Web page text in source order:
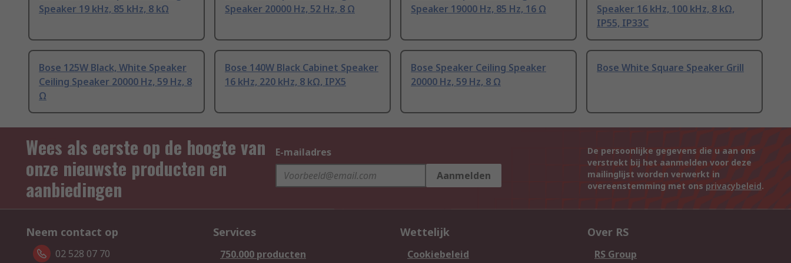
Speaker 19 kHz, 85 kHz, 8 kΩ
Speaker 20000 Hz, 52 Hz, 8 Ω
Speaker 19000 Hz, 85 Hz, 16 Ω
Speaker 16 kHz, 100 kHz, 8 kΩ,
IP55, IP33C
Bose 125W Black, White Speaker
Ceiling Speaker 20000 Hz, 59 Hz, 8
Ω
Bose 140W Black Cabinet Speaker
16 kHz, 220 kHz, 8 kΩ, IPX5
Bose Speaker Ceiling Speaker
20000 Hz, 59 Hz, 8 Ω
Bose White Square Speaker Grill
Wees als eerste op de hoogte van
onze nieuwste producten en
aanbiedingen
E-mailadres
Aanmelden
De persoonlijke gegevens die u aan ons
verstrekt bij het aanmelden voor deze
mailinglijst worden verwerkt in
overeenstemming met ons privacybeleid.
Neem contact op
02 528 07 70
Services
750.000 producten
Wettelijk
Cookiebeleid
Over RS
RS Group